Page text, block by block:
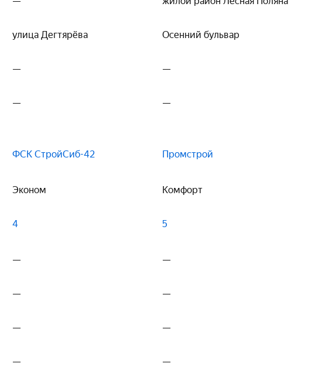
улица Дегтярёва Осенний бульвар
— —
— —
ФСК СтройСиб-42 Промстрой
Эконом Комфорт
4 5
— —
— —
— —
— —